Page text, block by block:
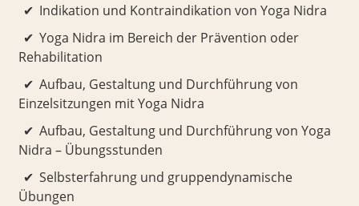
Indikation und Kontraindikation von Yoga Nidra
Yoga Nidra im Bereich der Prävention oder
Rehabilitation
Aufbau, Gestaltung und Durchführung von
Einzelsitzungen mit Yoga Nidra
Aufbau, Gestaltung und Durchführung von Yoga
Nidra – Übungsstunden
Selbsterfahrung und gruppendynamische
Übungen